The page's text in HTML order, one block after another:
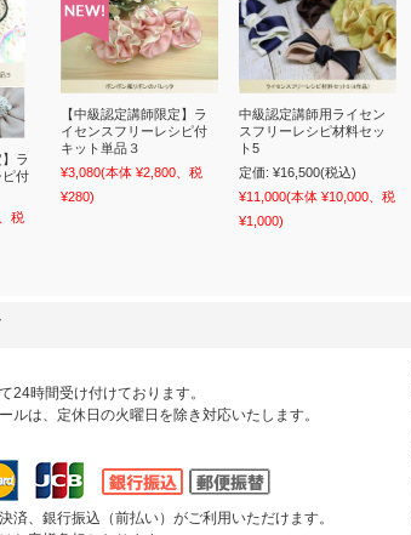
ラ
ピ付
税
【中級認定講師限定】ラ
イセンスフリーレシピ付
キット単品３
¥3,080(本体 ¥2,800、税
¥280)
中級認定講師用ライセン
スフリーレシピ材料セッ
ト5
定価: ¥16,500(税込)
¥11,000(本体 ¥10,000、税
¥1,000)
24時間受け付けております。
ルは、定休日の火曜日を除き対応いたします。
済、銀行振込（前払い）がご利用いただけます。